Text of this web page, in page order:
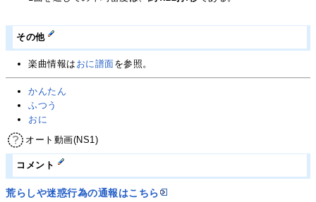
その他
楽曲情報は おに譜面を参照。
かんたん
ふつう
おに
オート動画(NS1)
コメント
荒らしや迷惑行為の通報はこちら